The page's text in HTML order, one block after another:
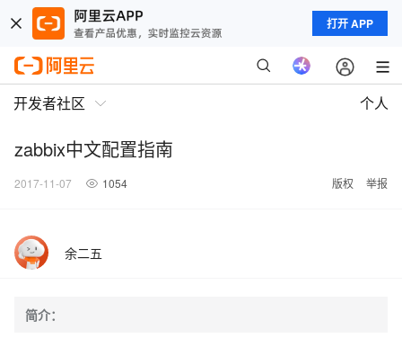
打开 APP
开发者社区 个人
zabbix中文配置指南
2017-11-07 1054 版权 举报
余二五
简介：